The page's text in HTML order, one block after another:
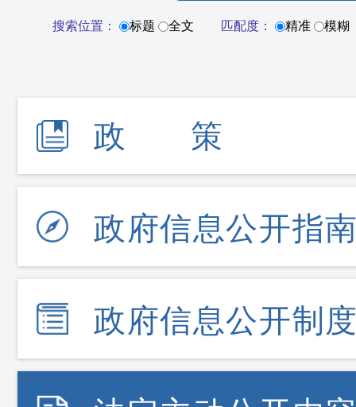
搜索位置： 标题 全文 匹配度： 精准 模糊
政策
政府信息公开指
政府信息公开制